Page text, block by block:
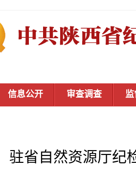
信息公开 审查调查 监
驻省自然资源厅纪